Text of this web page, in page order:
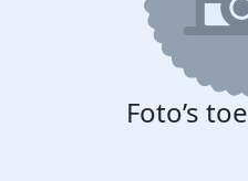
Foto’s